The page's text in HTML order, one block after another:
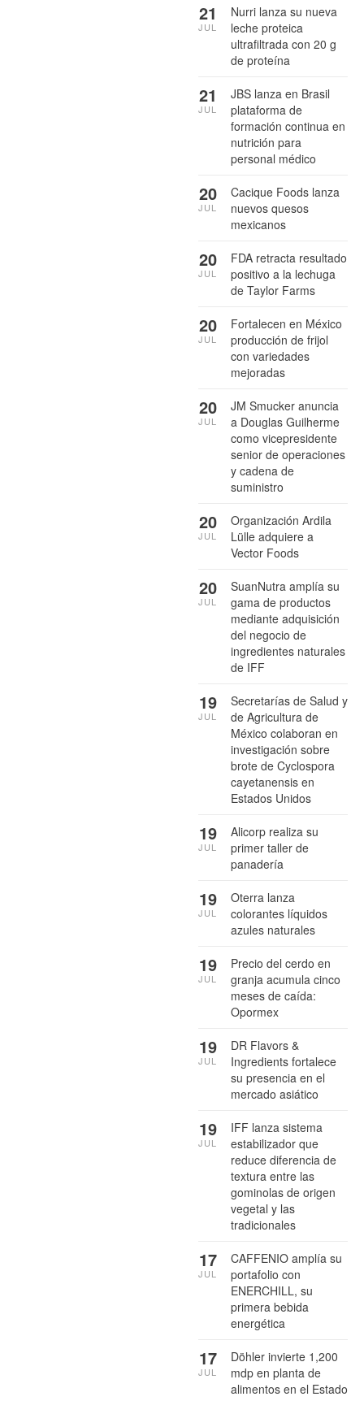
Nurri lanza su nueva
leche proteica
ultrafiltrada con 20 g
de proteína
21
JUL
JBS lanza en Brasil
plataforma de
formación continua en
nutrición para
personal médico
21
JUL
Cacique Foods lanza
nuevos quesos
mexicanos
20
JUL
FDA retracta resultado
positivo a la lechuga
de Taylor Farms
20
JUL
Fortalecen en México
producción de frijol
con variedades
mejoradas
20
JUL
JM Smucker anuncia
a Douglas Guilherme
como vicepresidente
senior de operaciones
y cadena de
suministro
20
JUL
Organización Ardila
Lülle adquiere a
Vector Foods
20
JUL
SuanNutra amplía su
gama de productos
mediante adquisición
del negocio de
ingredientes naturales
de IFF
20
JUL
Secretarías de Salud y
de Agricultura de
México colaboran en
investigación sobre
brote de Cyclospora
cayetanensis en
Estados Unidos
19
JUL
Alicorp realiza su
primer taller de
panadería
19
JUL
Oterra lanza
colorantes líquidos
azules naturales
19
JUL
Precio del cerdo en
granja acumula cinco
meses de caída:
Opormex
19
JUL
DR Flavors &
Ingredients fortalece
su presencia en el
mercado asiático
19
JUL
IFF lanza sistema
estabilizador que
reduce diferencia de
textura entre las
gominolas de origen
vegetal y las
tradicionales
19
JUL
CAFFENIO amplía su
portafolio con
ENERCHILL, su
primera bebida
energética
17
JUL
Döhler invierte 1,200
mdp en planta de
alimentos en el Estado
17
JUL